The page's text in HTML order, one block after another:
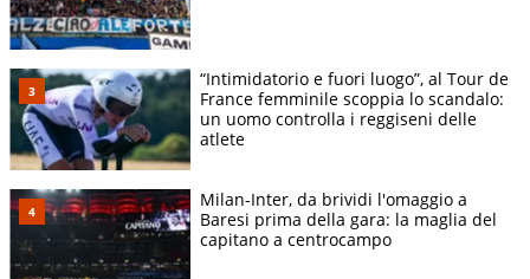
“Intimidatorio e fuori luogo”, al Tour de
France femminile scoppia lo scandalo:
un uomo controlla i reggiseni delle
atlete
Milan-Inter, da brividi l'omaggio a
Baresi prima della gara: la maglia del
capitano a centrocampo